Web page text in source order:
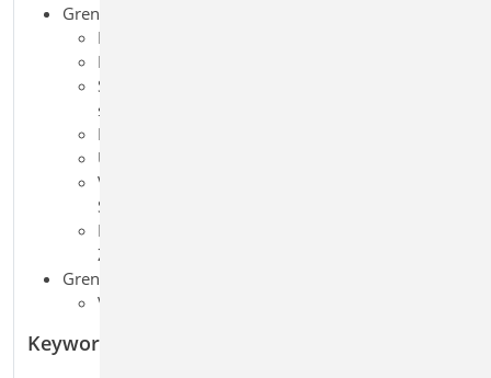
Grenzzustand der Tragfähigkeit, EC 3
Feld- und Stützmomente
End- und Zwischenauflagerkräfte
Schubfeldnachweis (für Beanspruchung um
schwache Achse)
Begehbarkeit über die Grenzstützweite
Überdeckung bei gestoßenen Profilen
Verbindung mit der Unterkonstruktion (Holz,
Stahl, Stahlbeton)
Lagesicherheit (inkl. Ermittlung der Kräfte in der
Zugverankerung)
Grenzzustand der Gebrauchstauglichkeit, EC 3
Verformungs- und Verschiebungsnachweis
Keywords